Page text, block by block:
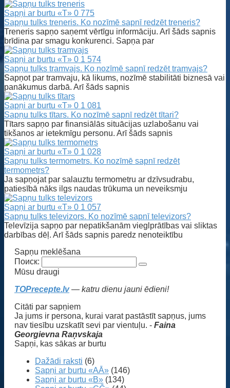
Sapņi ar burtu «T» 0 775
Sapņu tulks treneris. Ko nozīmē sapnī redzēt treneris?
Treneris sapņo saņemt vērtīgu informāciju. Arī šāds sapnis
brīdina par smagu konkurenci. Sapņa par
Sapņi ar burtu «T» 0 1 574
Sapņu tulks tramvajs. Ko nozīmē sapnī redzēt tramvajs?
Sapņot par tramvaju, kā likums, nozīmē stabilitāti biznesā vai
panākumus darbā. Arī šāds sapnis
Sapņi ar burtu «T» 0 1 081
Sapņu tulks tītars. Ko nozīmē sapnī redzēt tītari?
Tītars sapņo par finansiālās situācijas uzlabošanu vai
tikšanos ar ietekmīgu personu. Arī šāds sapnis
Sapņi ar burtu «T» 0 1 028
Sapņu tulks termometrs. Ko nozīmē sapnī redzēt
termometrs?
Ja sapņojat par salauztu termometru ar dzīvsudrabu,
patiesībā nāks ilgs naudas trūkuma un neveiksmju
Sapņi ar burtu «T» 0 1 057
Sapņu tulks televizors. Ko nozīmē sapnī televizors?
Televīzija sapņo par nepatikšanām vieglprātības vai sliktas
darbības dēļ. Arī šāds sapnis paredz nenoteiktību
Sapņu meklēšana
Поиск:
Mūsu draugi
TOPrecepte.lv— katru dienu jauni ēdieni!
Citāti par sapņiem
Ja jums ir persona, kurai varat pastāstīt sapņus, jums
nav tiesību uzskatīt sevi par vientuļu. - Faina
Georgievna Raņvskaja
Sapņi, kas sākas ar burtu
Dažādi raksti (6)
Sapņi ar burtu «AĀ» (146)
Sapņi ar burtu «B» (134)